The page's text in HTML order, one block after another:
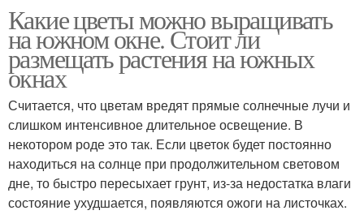
Какие цветы можно выращивать
на южном окне. Стоит ли
размещать растения на южных
окнах
Считается, что цветам вредят прямые солнечные лучи и
слишком интенсивное длительное освещение. В
некотором роде это так. Если цветок будет постоянно
находиться на солнце при продолжительном световом
дне, то быстро пересыхает грунт, из-за недостатка влаги
состояние ухудшается, появляются ожоги на листочках.